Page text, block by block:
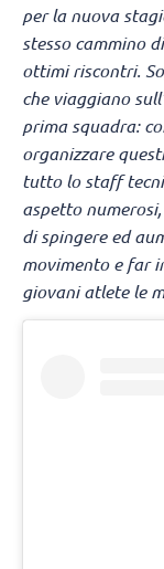
per la nuova
stesso cammino
ottimi riscontri.
che viaggiano
prima squadra:
organizzare
tutto lo staff
aspetto
di spingere ed
movimento e far
giovani atlete le